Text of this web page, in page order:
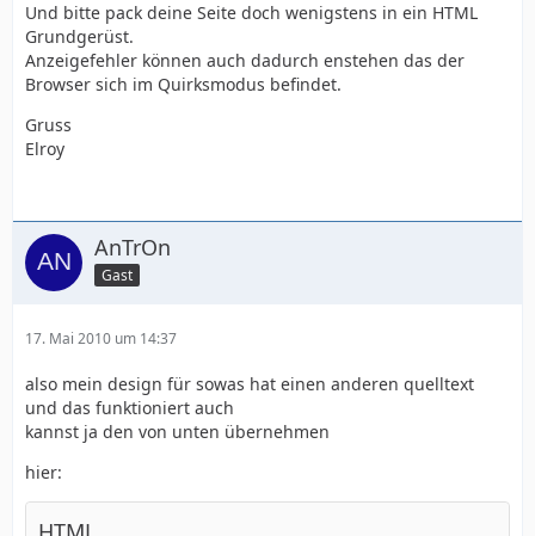
Und bitte pack deine Seite doch wenigstens in ein HTML
Grundgerüst.
Anzeigefehler können auch dadurch enstehen das der
Browser sich im Quirksmodus befindet.
Gruss
Elroy
AnTrOn
Gast
17. Mai 2010 um 14:37
also mein design für sowas hat einen anderen quelltext
und das funktioniert auch
kannst ja den von unten übernehmen
hier: